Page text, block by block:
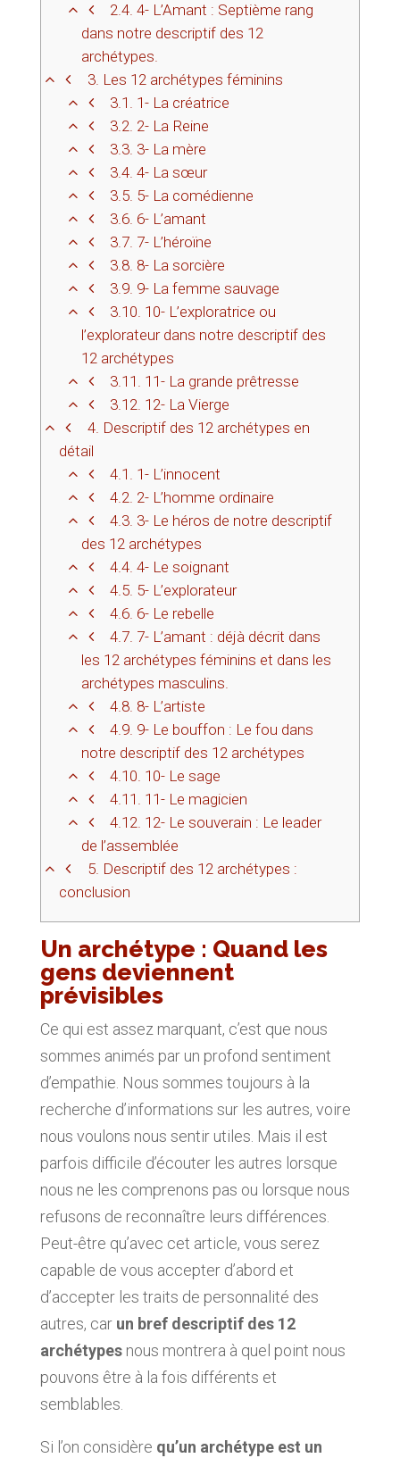
2.4. 4- L’Amant : Septième rang
dans notre descriptif des 12
archétypes.
3. Les 12 archétypes féminins
3.1. 1- La créatrice
3.2. 2- La Reine
3.3. 3- La mère
3.4. 4- La sœur
3.5. 5- La comédienne
3.6. 6- L’amant
3.7. 7- L’héroïne
3.8. 8- La sorcière
3.9. 9- La femme sauvage
3.10. 10- L’exploratrice ou
l’explorateur dans notre descriptif des
12 archétypes
3.11. 11- La grande prêtresse
3.12. 12- La Vierge
4. Descriptif des 12 archétypes en
détail
4.1. 1- L’innocent
4.2. 2- L’homme ordinaire
4.3. 3- Le héros de notre descriptif
des 12 archétypes
4.4. 4- Le soignant
4.5. 5- L’explorateur
4.6. 6- Le rebelle
4.7. 7- L’amant : déjà décrit dans
les 12 archétypes féminins et dans les
archétypes masculins.
4.8. 8- L’artiste
4.9. 9- Le bouffon : Le fou dans
notre descriptif des 12 archétypes
4.10. 10- Le sage
4.11. 11- Le magicien
4.12. 12- Le souverain : Le leader
de l’assemblée
5. Descriptif des 12 archétypes :
conclusion
Un archétype : Quand les
gens deviennent
prévisibles
Ce qui est assez marquant, c’est que nous
sommes animés par un profond sentiment
d’empathie. Nous sommes toujours à la
recherche d’informations sur les autres, voire
nous voulons nous sentir utiles. Mais il est
parfois difficile d’écouter les autres lorsque
nous ne les comprenons pas ou lorsque nous
refusons de reconnaître leurs différences.
Peut-être qu’avec cet article, vous serez
capable de vous accepter d’abord et
d’accepter les traits de personnalité des
autres, car un bref descriptif des 12
archétypesnous montrera à quel point nous
pouvons être à la fois différents et
semblables.
Si l’on considère qu’un archétype est un